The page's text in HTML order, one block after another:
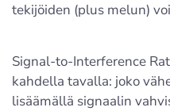
tekijöiden (plus melun)
Signal-to-Interference
kahdella tavalla: joko
lisäämällä signaalin